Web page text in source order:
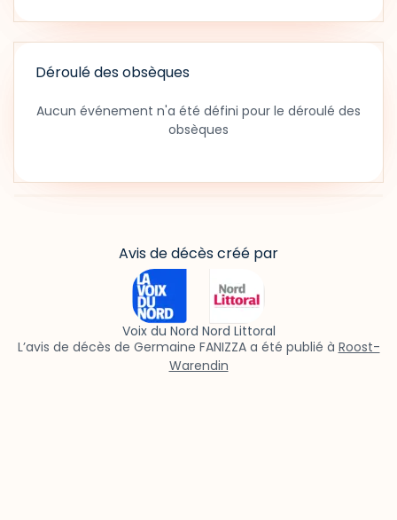
Déroulé des obsèques
Aucun événement n'a été défini pour le déroulé des
obsèques
Avis de décès créé par
Voix du Nord Nord Littoral
L’avis de décès de Germaine FANIZZA a été publié à Roost-
Warendin